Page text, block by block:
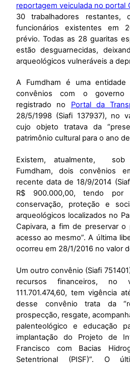
reportagem veiculada no portal
30 trabalhadores
funcionários existentes em
prévio. Todas as 28 guaritas
estão desguarnecidas,
arqueológicos vulneráveis a
A Fumdham é uma
convênios com o governo
registrado no Portal da
28/5/1998 (Siafi 137937), no
cujo objeto tratava da
patrimônio cultural para o ano de
Existem, atualmente, sob
Fumdham, dois convênios
recente data de 18/9/2014
R$ 900.000,00, tendo por
conservação, proteção e
arqueológicos localizados no
Capivara, a fim de preservar o
acesso ao mesmo”. A última
ocorreu em 28/1/2016 no valor
Um outro convênio (Siafi
recursos financeiros,
111.701.474,60, tem vigência
desse convênio trata da
prospecção, resgate,
palenteológico e educação
implantação do Projeto de
Francisco com Bacias
Setentrional (PISF)”. O